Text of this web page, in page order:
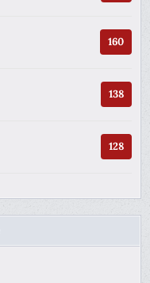
160
138
128